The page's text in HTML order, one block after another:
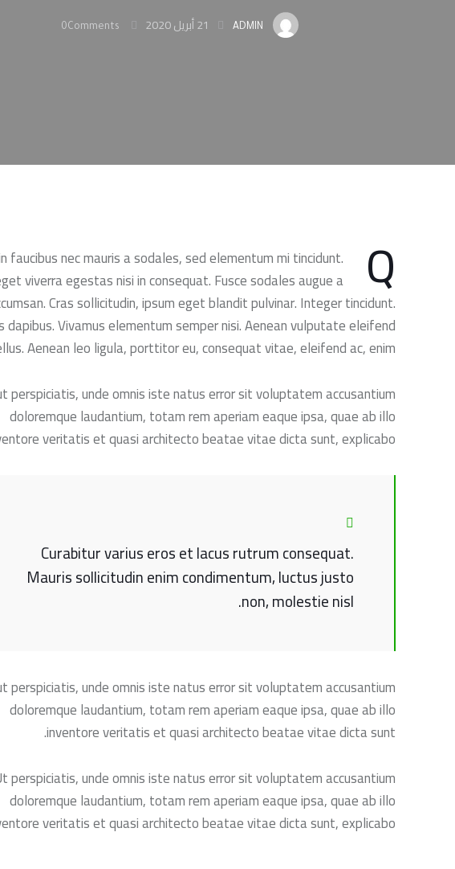
ADMIN 21 أبريل 2020 0Comments
Q
faucibus nec mauris a sodales, sed elementum mi tincidunt.
viverra egestas nisi in consequat. Fusce sodales augue a
Cras sollicitudin, ipsum eget blandit pulvinar. Integer tincidunt.
dapibus. Vivamus elementum semper nisi. Aenean vulputate eleifend
Aenean leo ligula, porttitor eu, consequat vitae, eleifend ac, enim.
perspiciatis, unde omnis iste natus error sit voluptatem accusantium
doloremque laudantium, totam rem aperiam eaque ipsa, quae ab illo
veritatis et quasi architecto beatae vitae dicta sunt, explicabo.
Curabitur varius eros et lacus rutrum consequat.
Mauris sollicitudin enim condimentum, luctus justo
non, molestie nisl.
perspiciatis, unde omnis iste natus error sit voluptatem accusantium
doloremque laudantium, totam rem aperiam eaque ipsa, quae ab illo
inventore veritatis et quasi architecto beatae vitae dicta sunt.
perspiciatis, unde omnis iste natus error sit voluptatem accusantium
doloremque laudantium, totam rem aperiam eaque ipsa, quae ab illo
veritatis et quasi architecto beatae vitae dicta sunt, explicabo.